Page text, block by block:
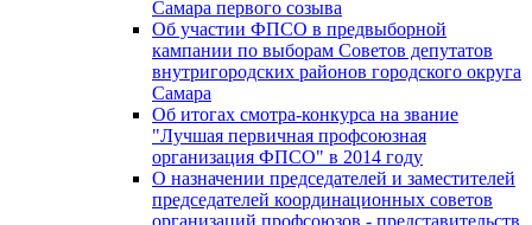
Самара первого созыва
Об участии ФПСО в предвыборной
кампании по выборам Советов депутатов
внутригородских районов городского округа
Самара
Об итогах смотра-конкурса на звание
"Лучшая первичная профсоюзная
организация ФПСО" в 2014 году
О назначении председателей и заместителей
председателей координационных советов
организаций профсоюзов - представительств